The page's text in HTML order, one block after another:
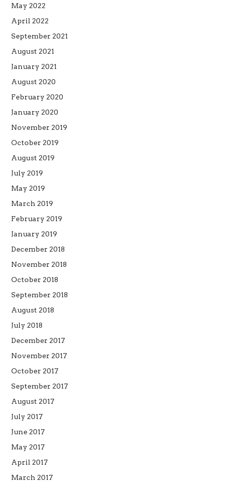
May 2022
April 2022
September 2021
August 2021
January 2021
August 2020
February 2020
January 2020
November 2019
October 2019
August 2019
July 2019
May 2019
March 2019
February 2019
January 2019
December 2018
November 2018
October 2018
September 2018
August 2018
July 2018
December 2017
November 2017
October 2017
September 2017
August 2017
July 2017
June 2017
May 2017
April 2017
March 2017